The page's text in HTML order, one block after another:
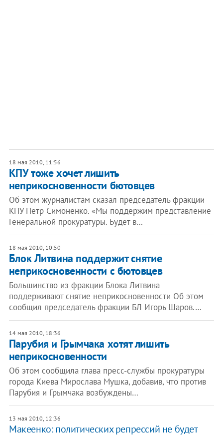
18 мая 2010, 11:56
КПУ тоже хочет лишить
неприкосновенности бютовцев
Об этом журналистам сказал председатель фракции
КПУ Петр Симоненко. «Мы поддержим представление
Генеральной прокуратуры. Будет в…
18 мая 2010, 10:50
Блок Литвина поддержит снятие
неприкосновенности с бютовцев
Большинство из фракции Блока Литвина
поддерживают снятие неприкосновенности Об этом
сообщил председатель фракции БЛ Игорь Шаров.…
14 мая 2010, 18:36
Парубия и Грымчака хотят лишить
неприкосновенности
Об этом сообщила глава пресс-службы прокуратуры
города Киева Мирослава Мушка, добавив, что против
Парубия и Грымчака возбуждены…
13 мая 2010, 12:36
Макеенко: политических репрессий не будет